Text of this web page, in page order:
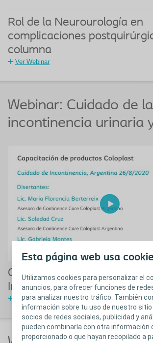
Esta página web usa
Utilizamos cookies para personalizar el
anuncios, para ofrecer funciones de
para analizar nuestro tráfico. También
información sobre tu uso de nuestro
socios de redes sociales, publicidad y
pueden combinarla con otra información
proporcionado o que hayan recopilado a
Rol de la Neurourología en
complicaciones
columna
Ver Webinar
Webinar: Cuidado de la
incontinencia urinaria
Capacitación de Productos
Incontinencia urinaria y
Ver Webinar